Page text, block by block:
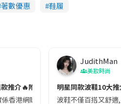
著數優惠 鞋履
推介🔥附港日價錢對比
香港網購都得,又平!ABC-MART集
JudithMan
美妝時尚
明星同款波鞋10大
波鞋不僅百搭又舒